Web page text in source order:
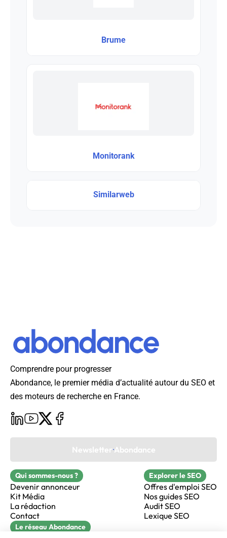
Brume
Monitorank
Similarweb
Comprendre pour progresser
Abondance, le premier média d’actualité autour du SEO et
des moteurs de recherche en France.
Newsletter Abondance
Qui sommes-nous ?
Devenir annonceur
Kit Média
La rédaction
Contact
Explorer le SEO
Offres d'emploi SEO
Nos guides SEO
Audit SEO
Lexique SEO
Le réseau Abondance